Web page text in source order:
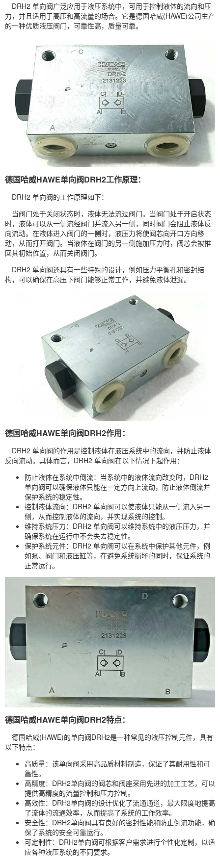
DRH2 单向阀广泛应用于液压系统中，可用于控制液体的流向和压
力，并且适用于高压和高流量的场合。它是德国哈威(HAWE)公司生产
的一种优质液压阀门，可靠性高，质量可靠。
德国哈威HAWE单向阀DRH2工作原理：
DRH2 单向阀的工作原理如下：
当阀门处于关闭状态时，液体无法流过阀门。当阀门处于开启状态
时，液体可以从一侧流经阀门并流入另一侧，同时阀门会阻止液体反
向流动。在液体进入阀门的一侧时，液压力将使阀芯向开口方向移
动，从而打开阀门。当液体在阀门的另一侧施加压力时，阀芯会被推
回其初始位置，从而关闭阀门。
DRH2 单向阀还具有一些特殊的设计，例如压力平衡孔和密封结
构，可以确保在高压下阀门能够正常工作，并避免液体泄漏。
德国哈威HAWE单向阀DRH2作用：
DRH2 单向阀的作用是控制液体在液压系统中的流向，并防止液体
反向流动。具体而言，DRH2 单向阀在以下情况下起作用：
防止液体在系统中倒流：当系统中的液体流向改变时，DRH2
单向阀可以确保液体只能在一定方向上流动，防止液体倒流并
保护系统的稳定性。
控制液体流向：DRH2 单向阀可以使液体只能从一侧流入另一
侧，从而控制液体的流向，并实现系统的控制。
维持系统压力：DRH2 单向阀可以维持系统中的液压压力，并
确保系统在运行中不会失去稳定性。
保护系统元件：DRH2 单向阀可以在系统中保护其他元件，例
如泵、阀门和液压缸等，在避免系统损坏的同时，保证系统的
正常运行。
德国哈威HAWE单向阀DRH2特点：
德国哈威(HAWE)的单向阀DRH2是一种常见的液压控制元件，具有
以下特点：
高质量：该单向阀采用高品质材料制造，保证了其耐用性和可
靠性。
高精度：DRH2单向阀的阀芯和阀座采用先进的加工工艺，可以
提供高精度的流量控制和压力控制。
高效性：DRH2单向阀的设计优化了流通通道，最大限度地提高
了流体的流通效率，从而提高了系统的工作效率。
安全性：DRH2单向阀具有良好的密封性能和防止倒流功能，确
保了系统的安全可靠运行。
可定制性：DRH2单向阀可根据客户需求进行个性化定制，以适
应各种液压系统的不同要求。